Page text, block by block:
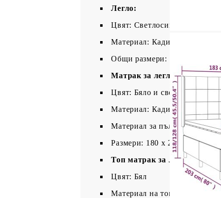
Легло:
Цвят: Светлосив
Материал: Кадифе (100%
Общи размери: 203 x 183 x
Матрак за легло:
Цвят: Бяло и светлосиво
Материал: Кадифе (100%
Материал за пълнеж: Покет
Размери: 180 x 200 x 20 см
Топ матрак за легло:
Цвят: Бял
Материал на топ матрака: